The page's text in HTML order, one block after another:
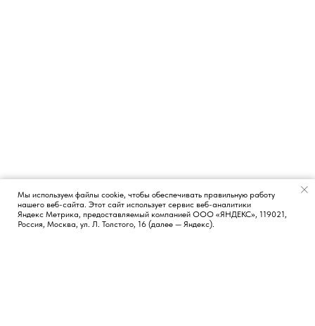
Появился вопрос?
Мы используем файлы cookie, чтобы обеспечивать правильную работу
нашего веб-сайта. Этот сайт использует сервис веб-аналитики
Яндекс Метрика, предоставляемый компанией ООО «ЯНДЕКС», 119021,
Россия, Москва, ул. Л. Толстого, 16 (далее — Яндекс).